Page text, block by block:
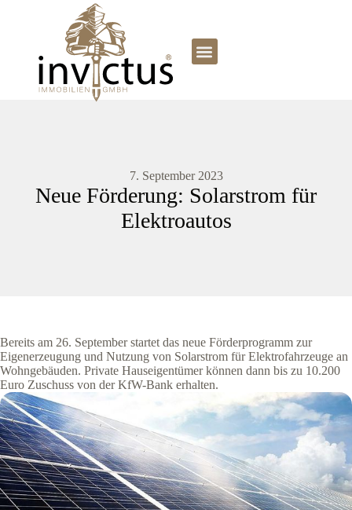
7. September 2023
Neue Förderung: Solarstrom für
Elektroautos
Bereits am 26. September startet das neue Förderprogramm zur
Eigenerzeugung und Nutzung von Solarstrom für Elektrofahrzeuge an
Wohngebäuden. Private Hauseigentümer können dann bis zu 10.200
Euro Zuschuss von der KfW-Bank erhalten.